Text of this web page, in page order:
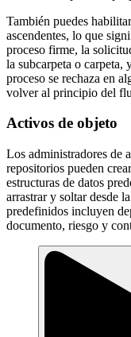
También puedes
ascendentes, lo que
proceso firme, la
la subcarpeta o
proceso se rechaza en
volver al principio del
Activos de objeto
Los administradores de
repositorios pueden
estructuras de datos
arrastrar y soltar desde la
predefinidos incluyen
documento, riesgo y